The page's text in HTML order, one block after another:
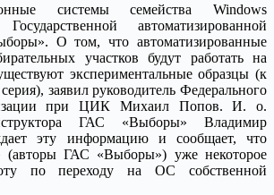
системы семейства Windows
автоматизированной
О том, что автоматизированные
участков будут работать на
экспериментальные образцы (к
заявил руководитель Федерального
при ЦИК Михаил Попов. И. о.
ГАС «Выборы» Владимир
эту информацию и сообщает, что
ГАС «Выборы») уже некоторое
по переходу на ОС собственной